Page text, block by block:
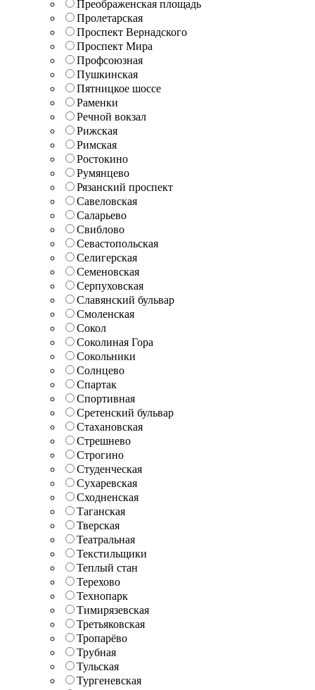
Преображенская площадь
Пролетарская
Проспект Вернадского
Проспект Мира
Профсоюзная
Пушкинская
Пятницкое шоссе
Раменки
Речной вокзал
Рижская
Римская
Ростокино
Румянцево
Рязанский проспект
Савеловская
Саларьево
Свиблово
Севастопольская
Селигерская
Семеновская
Серпуховская
Славянский бульвар
Смоленская
Сокол
Соколиная Гора
Сокольники
Солнцево
Спартак
Спортивная
Сретенский бульвар
Стахановская
Стрешнево
Строгино
Студенческая
Сухаревская
Сходненская
Таганская
Тверская
Театральная
Текстильщики
Теплый стан
Терехово
Технопарк
Тимирязевская
Третьяковская
Тропарёво
Трубная
Тульская
Тургеневская